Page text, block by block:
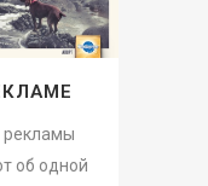
рекламы
об одной